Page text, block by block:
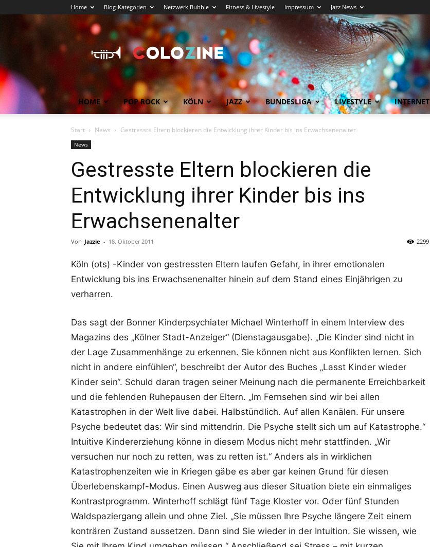
Home Blog-Kategorien Netzwerk Bubble Fitness & Livestyle Impressum Jazz News
Köln
News
COLOZINE
Magazin
HOME POP ROCK KÖLN JAZZ BUNDESLIGA LIVESTYLE INTERNET
Start News Gestresste Eltern blockieren die Entwicklung ihrer Kinder bis ins Erwachsenenalter
News
Gestresste Eltern blockieren die
Entwicklung ihrer Kinder bis ins
Erwachsenenalter
Von Jazzie - 18. Oktober 2011 2299
Köln (ots) -Kinder von gestressten Eltern laufen Gefahr, in ihrer emotionalen
Entwicklung bis ins Erwachsenenalter hinein auf dem Stand eines Einjährigen zu
verharren.
Das sagt der Bonner Kinderpsychiater Michael Winterhoff in einem Interview des
Magazins des „Kölner Stadt-Anzeiger“ (Dienstagausgabe). „Die Kinder sind nicht in
der Lage Zusammenhänge zu erkennen. Sie können nicht aus Konflikten lernen. Sich
nicht in andere einfühlen“, beschreibt der Autor des Buches „Lasst Kinder wieder
Kinder sein“. Schuld daran tragen seiner Meinung nach die permanente Erreichbarkeit
und die fehlenden Ruhepausen der Eltern. „Im Fernsehen sind wir bei allen
Katastrophen in der Welt live dabei. Halbstündlich. Auf allen Kanälen. Für unsere
Psyche bedeutet das: Wir sind mittendrin. Die Psyche stellt sich um auf Katastrophe.“
Intuitive Kindererziehung könne in diesem Modus nicht mehr stattfinden. „Wir
versuchen nur noch zu retten, was zu retten ist.“ Anders als in wirklichen
Katastrophenzeiten wie in Kriegen gäbe es aber gar keinen Grund für diesen
Überlebenskampf-Modus. Einen Ausweg aus dieser Situation biete ein einmaliges
Kontrastprogramm. Winterhoff schlägt fünf Tage Kloster vor. Oder fünf Stunden
Waldspaziergang allein und ohne Ziel. „Sie müssen Ihre Psyche längere Zeit einem
konträren Zustand aussetzen. Dann sind Sie wieder in der Intuition. Sie wissen, wie